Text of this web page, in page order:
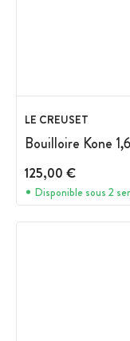
LE CREUSET
Bouilloire Kone
125,00 €
Disponible sous 2